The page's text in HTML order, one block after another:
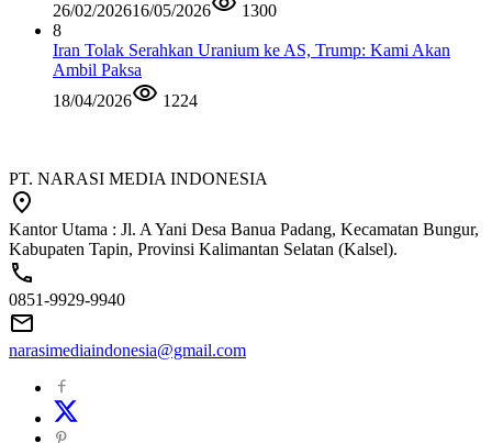
26/02/202616/05/2026
1300
8
Iran Tolak Serahkan Uranium ke AS, Trump: Kami Akan
Ambil Paksa
18/04/2026
1224
PT. NARASI MEDIA INDONESIA
Kantor Utama : Jl. A Yani Desa Banua Padang, Kecamatan Bungur,
Kabupaten Tapin, Provinsi Kalimantan Selatan (Kalsel).
0851-9929-9940
narasimediaindonesia@gmail.com